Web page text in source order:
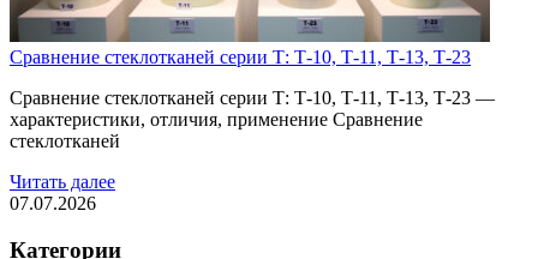
Сравнение стеклотканей серии Т: Т-10, Т-11, Т-13, Т-23
Сравнение стеклотканей серии Т: Т-10, Т-11, Т-13, Т-23 —
характеристики, отличия, применение Сравнение
стеклотканей
Читать далее
07.07.2026
Категории